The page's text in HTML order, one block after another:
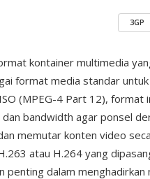
3GP
kontainer multimedia
format media standar
(MPEG-4 Part 12), format
dan bandwidth agar ponsel
memutar konten video
atau H.264 yang
penting dalam